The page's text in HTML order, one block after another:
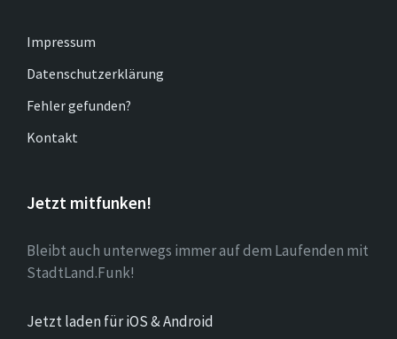
Impressum
Datenschutzerklärung
Fehler gefunden?
Kontakt
Jetzt mitfunken!
Bleibt auch unterwegs immer auf dem Laufenden mit
StadtLand.Funk!
Jetzt laden für iOS & Android